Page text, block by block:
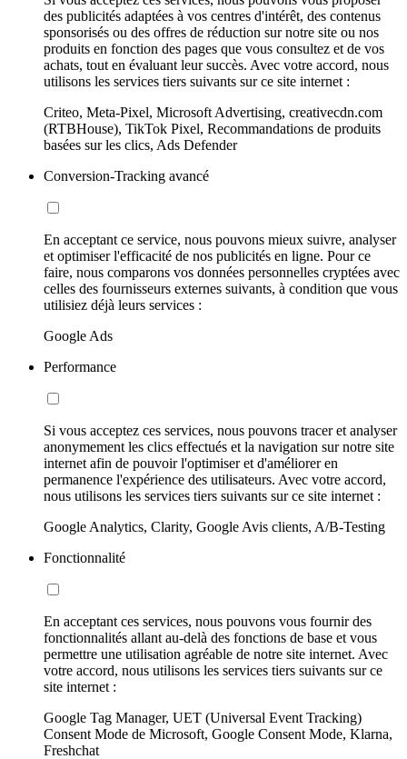
des publicités adaptées à vos centres d'intérêt, des contenus
sponsorisés ou des offres de réduction sur notre site ou nos
produits en fonction des pages que vous consultez et de vos
achats, tout en évaluant leur succès. Avec votre accord, nous
utilisons les services tiers suivants sur ce site internet :
Criteo, Meta-Pixel, Microsoft Advertising, creativecdn.com
(RTBHouse), TikTok Pixel, Recommandations de produits
basées sur les clics, Ads Defender
Conversion-Tracking avancé
En acceptant ce service, nous pouvons mieux suivre, analyser
et optimiser l'efficacité de nos publicités en ligne. Pour ce
faire, nous comparons vos données personnelles cryptées avec
celles des fournisseurs externes suivants, à condition que vous
utilisiez déjà leurs services :
Google Ads
Performance
Si vous acceptez ces services, nous pouvons tracer et analyser
anonymement les clics effectués et la navigation sur notre site
internet afin de pouvoir l'optimiser et d'améliorer en
permanence l'expérience des utilisateurs. Avec votre accord,
nous utilisons les services tiers suivants sur ce site internet :
Google Analytics, Clarity, Google Avis clients, A/B-Testing
Fonctionnalité
En acceptant ces services, nous pouvons vous fournir des
fonctionnalités allant au-delà des fonctions de base et vous
permettre une utilisation agréable de notre site internet. Avec
votre accord, nous utilisons les services tiers suivants sur ce
site internet :
Google Tag Manager, UET (Universal Event Tracking)
Consent Mode de Microsoft, Google Consent Mode, Klarna,
Freshchat